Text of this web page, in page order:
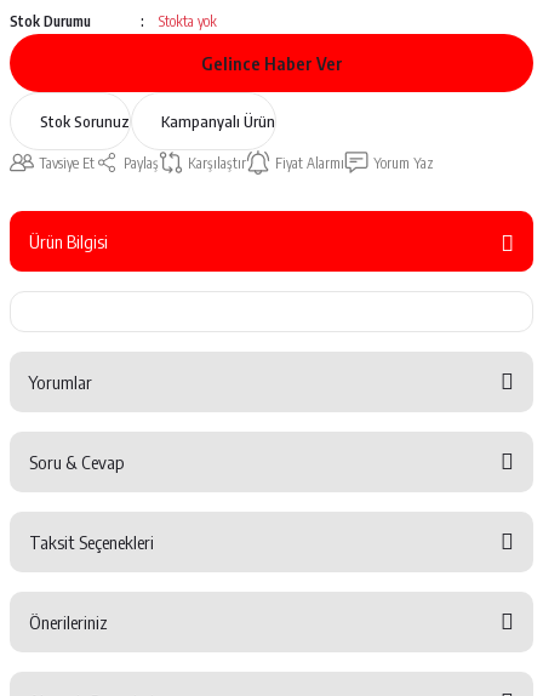
Stok Durumu
Stokta yok
Gelince Haber Ver
Stok Sorunuz Kampanyalı Ürün
Tavsiye Et Paylaş Karşılaştır Fiyat Alarmı Yorum Yaz
Ürün Bilgisi
Yorumlar
Yorum Yaz
Soru & Cevap
Soru Sor
Taksit Seçenekleri
Önerileriniz